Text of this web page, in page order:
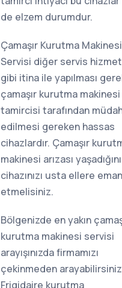
de elzem durumdur.
Çamaşır Kurutma Makinesi
Servisi diğer servis
gibi itina ile yapılması
çamaşır kurutma makinesi
tamircisi tarafından
edilmesi gereken hassas
cihazlardır. Çamaşır
makinesi arızası
cihazınızı usta ellere
etmelisiniz.
Bölgenizde en yakın
kurutma makinesi servisi
arayışınızda firmamızı
çekinmeden
Frigidaire kurutma